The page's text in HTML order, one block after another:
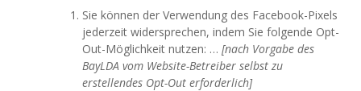
Sie können der Verwendung des Facebook-Pixels
jederzeit widersprechen, indem Sie folgende Opt-
Out-Möglichkeit nutzen: …[nach Vorgabe des
BayLDA vom Website-Betreiber selbst zu
erstellendes Opt-Out erforderlich]